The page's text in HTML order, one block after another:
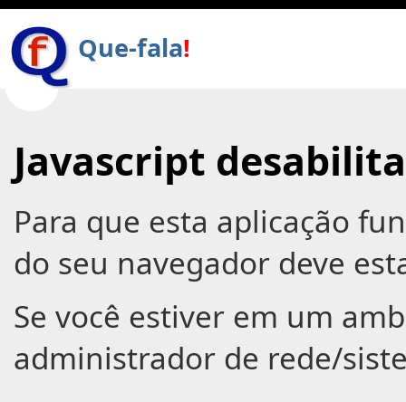
Que-fala!
Javascript
Para que esta aplicação
do seu navegador deve
Se você estiver em um
administrador de rede/